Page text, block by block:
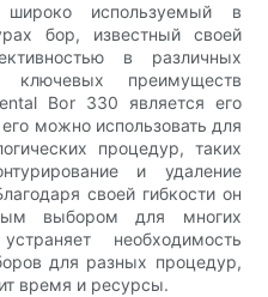
используемый в
бор, известный своей
в различных
преимуществ
Bor 330 является его
можно использовать для
процедур, таких
и удаление
своей гибкости он
выбором для многих
необходимость
для разных процедур,
время и ресурсы.